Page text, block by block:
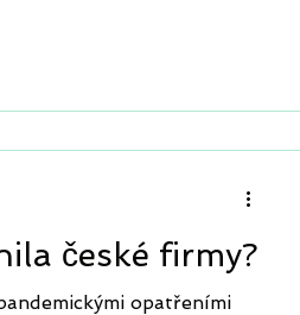
české firmy?
opatřeními